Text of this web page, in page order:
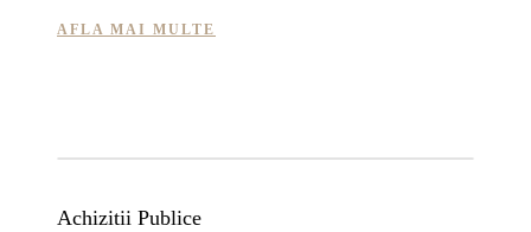
AFLA MAI MULTE
Achizitii Publice